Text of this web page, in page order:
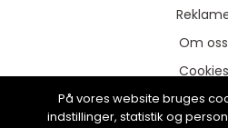
Om oss
Cookies
Kontakt
På vores website bruges
indstillinger, statistik og